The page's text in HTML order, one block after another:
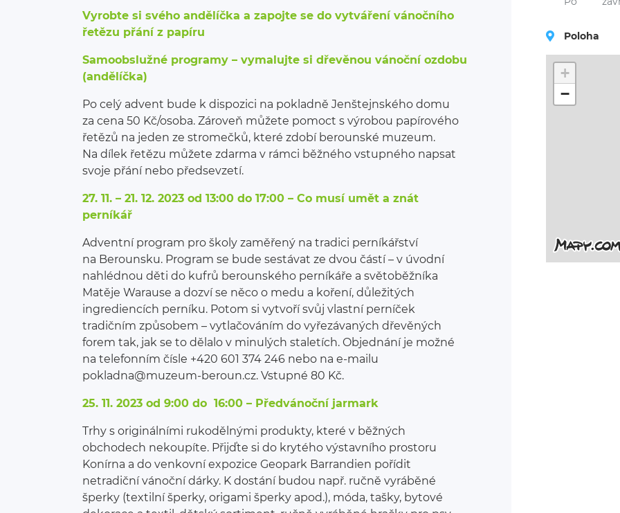
Vyrobte si svého andělíčka a zapojte se do vytváření vánočního
řetězu přání z papíru
Samoobslužné programy – vymalujte si dřevěnou vánoční ozdobu
(andělíčka)
Po celý advent bude k dispozici na pokladně Jenštejnského domu
za cena 50 Kč/osoba. Zároveň můžete pomoct s výrobou papírového
řetězů na jeden ze stromečků, které zdobí berounské muzeum.
Na dílek řetězu můžete zdarma v rámci běžného vstupného napsat
svoje přání nebo předsevzetí.
27. 11. – 21. 12. 2023 od 13:00 do 17:00 – Co musí umět a znát
perníkář
Adventní program pro školy zaměřený na tradici perníkářství
na Berounsku. Program se bude sestávat ze dvou částí – v úvodní
nahlédnou děti do kufrů berounského perníkáře a světoběžníka
Matěje Warause a dozví se něco o medu a koření, důležitých
ingrediencích perníku. Potom si vytvoří svůj vlastní perníček
tradičním způsobem – vytlačováním do vyřezávaných dřevěných
forem tak, jak se to dělalo v minulých staletích. Objednání je možné
na telefonním čísle +420 601 374 246 nebo na e-mailu
pokladna@muzeum-beroun.cz. Vstupné 80 Kč.
25. 11. 2023 od 9:00 do 16:00 – Předvánoční jarmark
Trhy s originálními rukodělnými produkty, které v běžných
obchodech nekoupíte. Přijďte si do krytého výstavního prostoru
Konírna a do venkovní expozice Geopark Barrandien pořídit
netradiční vánoční dárky. K dostání budou např. ručně vyráběné
šperky (textilní šperky, origami šperky apod.), móda, tašky, bytové
Poloha
+
−